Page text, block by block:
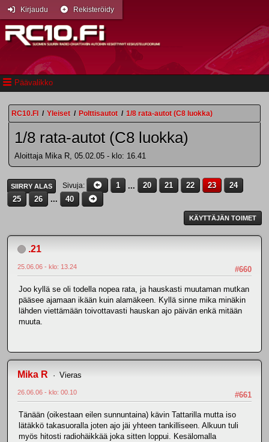
Päävalikko
Kirjaudu Rekisteröidy
RC10.FI / Yleiset / Polttisautot / 1/8 rata-autot (C8 luokka)
1/8 rata-autot (C8 luokka)
Aloittaja Mika R, 05.02.05 - klo: 16.41
SIIRRY ALAS Sivuja 1 ... 20 21 22 23
24
25
26 ... 40
KÄYTTÄJÄN TOIMET
.21
#660
25.06.06 - klo: 13.24
Joo kyllä se oli todella nopea rata, ja hauskasti muutaman mutkan
pääsee ajamaan ikään kuin alamäkeen. Kyllä sinne mika minäkin
lähden viettämään toivottavasti hauskan ajo päivän enkä mitään
muuta.
Mika R Vieras
#661
26.06.06 - klo: 00.10
Tänään (oikestaan eilen sunnuntaina) kävin Tattarilla mutta iso
lätäkkö takasuoralla joten ajo jäi yhteen tankilliseen. Alkuun tuli
myös hitosti radiohäikkää joka sitten loppui. Kesälomalla